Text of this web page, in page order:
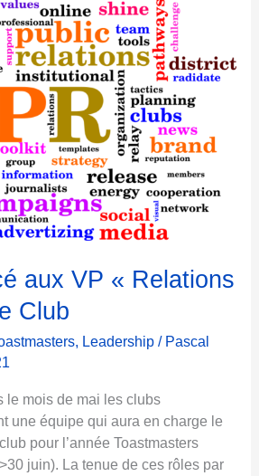
aux VP « Relations
Club
, Leadership / Pascal
le mois de mai les clubs
une équipe qui aura en charge le
pour l’année Toastmasters
juin). La tenue de ces rôles par